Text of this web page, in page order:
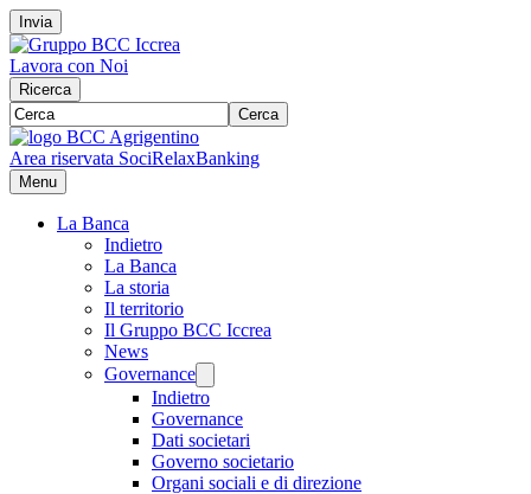
Invia
Lavora con Noi
Ricerca
Cerca
Area riservata SociRelaxBanking
Menu
La Banca
Indietro
La Banca
La storia
Il territorio
Il Gruppo BCC Iccrea
News
Governance
Indietro
Governance
Dati societari
Governo societario
Organi sociali e di direzione